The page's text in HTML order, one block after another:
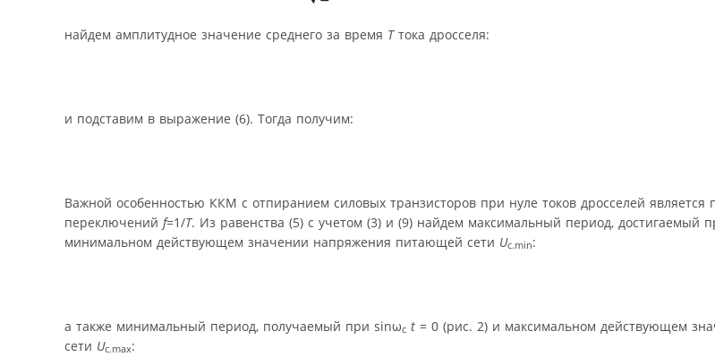
найдем амплитудное значение среднего за время Tтока дросселя:
и подставим в выражение (6). Тогда получим:
Важной особенностью ККМ с отпиранием силовых транзисторов при нуле токов дросселей является
переключений f=1/T. Из равенства (5) с учетом (3) и (9) найдем максимальный период, достигаемый
минимальном действующем значении напряжения питающей сети Uc.min:
а также минимальный период, получаемый при sinωс t = 0 (рис. 2) и максимальном действующем
сети Uc.max: